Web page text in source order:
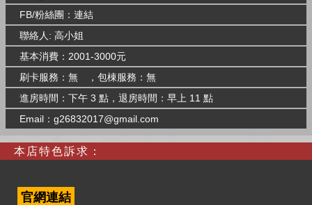
FB/粉絲團： 連結
聯絡人: 高小姐
基本消費：2001-3000元
刷卡服務：無 ，包棟服務：無
進房時間：下午 3 點，退房時間：早上 11 點
Email： g26832017@gmail.com
本店特色訴求：
官網連結